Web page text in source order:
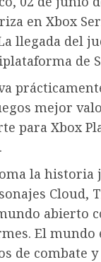
en Xbox
llegada del
de
mejor
para Xbox
la historia
Cloud,
abierto
El
de combate